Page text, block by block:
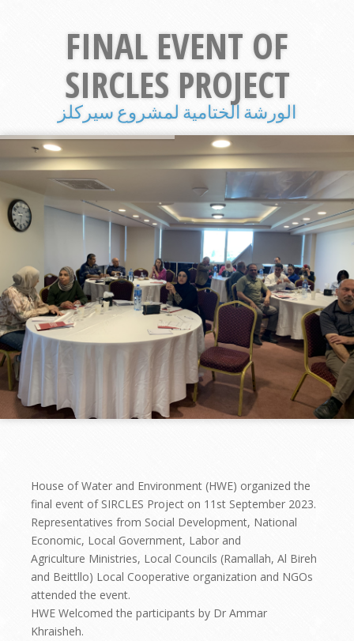
FINAL EVENT OF
SIRCLES PROJECT
الورشة الختامية لمشروع سيركلز
House of Water and Environment (HWE) organized the
final event of SIRCLES Project on 11st September 2023.
Representatives from Social Development, National
Economic, Local Government, Labor and
Agriculture Ministries, Local Councils (Ramallah, Al Bireh
and Beittllo) Local Cooperative organization and NGOs
attended the event.
HWE Welcomed the participants by Dr Ammar
Khraisheh.